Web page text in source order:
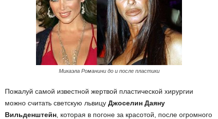
Микаэла Романини до и после пластики
Пожалуй самой известной жертвой пластической хирургии
можно считать светскую львицу Джоселин Даяну
Вильденштейн , которая в погоне за красотой, после огромного